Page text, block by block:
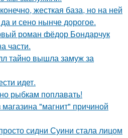
жесткая база, но на ней
и сено нынче дорогое.
роман фёдор Бондарчук
части.
тайно вышла замуж за
идет.
рыбкам поплавать!
"магнит" причиной
сидни Суини стала лицом